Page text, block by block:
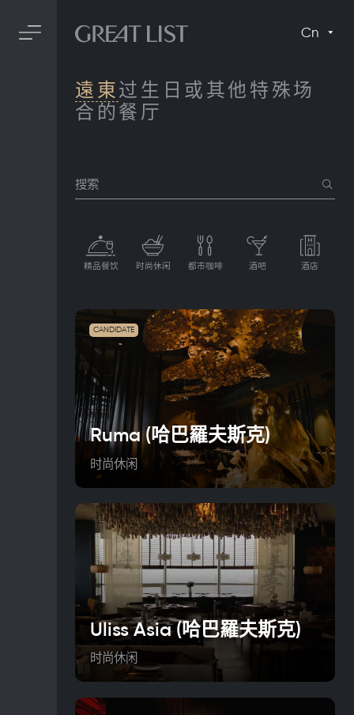
Cn
遠東过生日或其他特殊场
合的餐厅
搜索
精品餐饮 时尚休闲 都市咖啡 酒吧 酒店
CANDIDATE
Ruma (哈巴羅夫斯克)
时尚休闲
Uliss Asia (哈巴羅夫斯克)
时尚休闲